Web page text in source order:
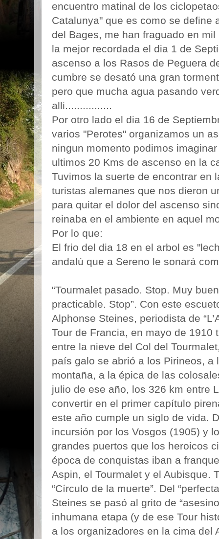
encuentro matinal de los
Catalunya" que es como se define
del Bages, me han fraguado en
la mejor recordada el dia 1 de
ascenso a los Rasos de Peguera
cumbre se desató una gran
pero que mucha agua pasando
alli................
Por otro lado el dia 16 de
varios "Perotes" organizamos un
ningun momento podimos
ultimos 20 Kms de ascenso en la
Tuvimos la suerte de encontrar en
turistas alemanes que nos dieron
para quitar el dolor del ascenso
reinaba en el ambiente en aquel
Por lo que:
El frio del dia 18 en el arbol es
andalú que a Sereno le sonará
“Tourmalet pasado. Stop. Muy
practicable. Stop”. Con este
Alphonse Steines, periodista de
Tour de Francia, en mayo de 1910
entre la nieve del Col del
país galo se abrió a los Pirineos, a
montaña, a la épica de las
julio de ese año, los 326 km entre
convertir en el primer capítulo
este año cumple un siglo de vida.
incursión por los Vosgos (1905) y
grandes puertos que los heroicos
época de conquistas iban a
Aspin, el Tourmalet y el Aubisque.
“Círculo de la muerte”. Del
Steines se pasó al grito de
inhumana etapa (y de ese Tour
a los organizadores en la cima del